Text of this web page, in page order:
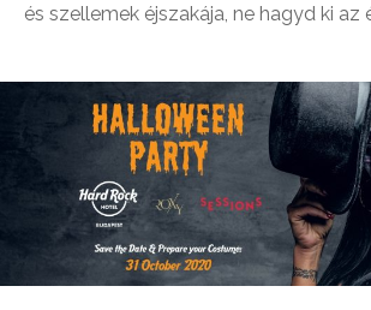
és szellemek éjszakája, ne hagyd ki az